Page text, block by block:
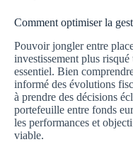
Comment optimiser la
Pouvoir jongler entre
investissement plus
essentiel. Bien
informé des évolutions
à prendre des décisions
portefeuille entre fonds
les performances et
viable.